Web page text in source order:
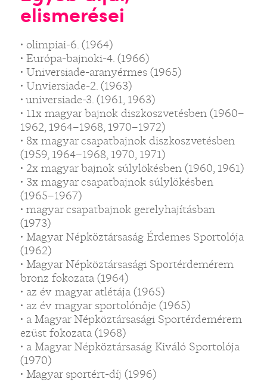
elismerései
• olimpiai-6. (1964)
• Európa-bajnoki-4. (1966)
• Universiade-aranyérmes (1965)
• Unviersiade-2. (1963)
• universiade-3. (1961, 1963)
• 11x magyar bajnok diszkoszvetésben (1960–
1962, 1964–1968, 1970–1972)
• 8x magyar csapatbajnok diszkoszvetésben
(1959, 1964–1968, 1970, 1971)
• 2x magyar bajnok súlylökésben (1960, 1961)
• 3x magyar csapatbajnok súlylökésben
(1965–1967)
• magyar csapatbajnok gerelyhajításban
(1973)
• Magyar Népköztársaság Érdemes Sportolója
(1962)
• Magyar Népköztársasági Sportérdemérem
bronz fokozata (1964)
• az év magyar atlétája (1965)
• az év magyar sportolónője (1965)
• a Magyar Népköztársasági Sportérdemérem
ezüst fokozata (1968)
• a Magyar Népköztársaság Kiváló Sportolója
(1970)
• Magyar sportért-díj (1996)